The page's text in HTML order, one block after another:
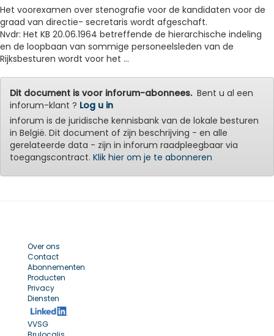
Het voorexamen over stenografie voor de kandidaten voor de
graad van directie- secretaris wordt afgeschaft.
Nvdr: Het KB 20.06.1964 betreffende de hierarchische indeling
en de loopbaan van sommige personeelsleden van de
Rijksbesturen wordt voor het ...
Dit document is voor inforum-abonnees.Bent u al een
inforum-klant ? Log u in
inforum is de juridische kennisbank van de lokale besturen
in België. Dit document of zijn beschrijving - en alle
gerelateerde data - zijn in inforum raadpleegbaar via
toegangscontract. Klik hier om je te abonneren
Over ons
Contact
Abonnementen
Producten
Privacy
Diensten
VVSG